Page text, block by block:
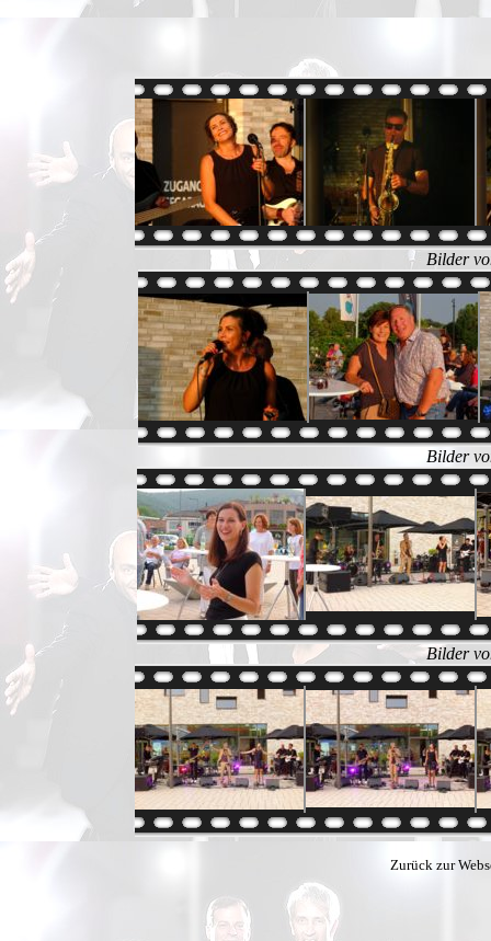
Bilder
Bilder
Bilder
Zurück zur